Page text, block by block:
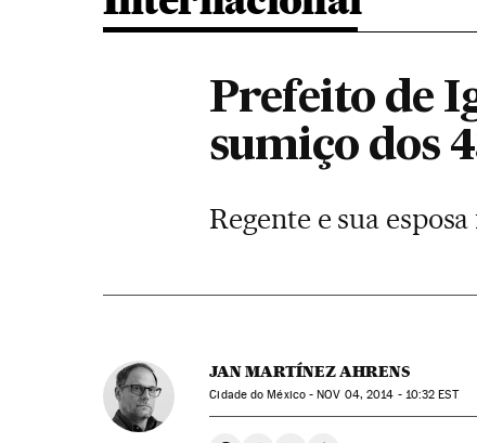
Prefeito de
sumiço dos
Regente e sua
JAN MARTÍNEZ AHRENS
Cidade do México -NOV 04, 2014 - 10:32 EST